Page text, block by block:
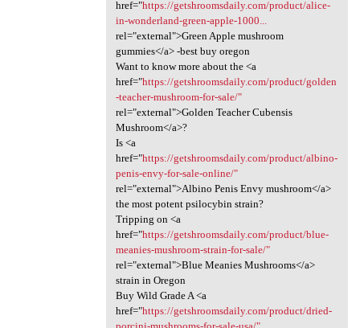
href="https://getshroomsdaily.com/product/alice-
in-wonderland-green-apple-1000...
rel="external">Green Apple mushroom
gummies</a> -best buy oregon
Want to know more about the <a
href="https://getshroomsdaily.com/product/golden
-teacher-mushroom-for-sale/"
rel="external">Golden Teacher Cubensis
Mushroom</a>?
Is <a
href="https://getshroomsdaily.com/product/albino-
penis-envy-for-sale-online/"
rel="external">Albino Penis Envy mushroom</a>
the most potent psilocybin strain?
Tripping on <a
href="https://getshroomsdaily.com/product/blue-
meanies-mushroom-strain-for-sale/"
rel="external">Blue Meanies Mushrooms</a>
strain in Oregon
Buy Wild Grade A <a
href="https://getshroomsdaily.com/product/dried-